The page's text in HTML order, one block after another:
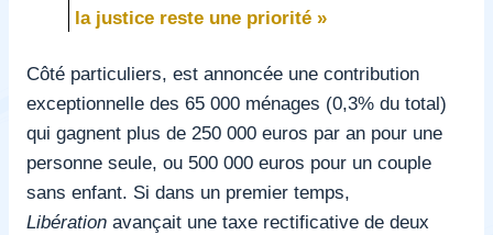
la justice reste une priorité »
Côté particuliers, est annoncée une contribution
exceptionnelle des 65 000 ménages (0,3% du total)
qui gagnent plus de 250 000 euros par an pour une
personne seule, ou 500 000 euros pour un couple
sans enfant. Si dans un premier temps,
Libération avançait une taxe rectificative de deux